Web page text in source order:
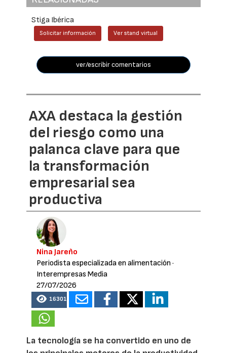
Stiga Ibérica
Solicitar información Ver stand virtual
ver/escribir comentarios
AXA destaca la gestión
del riesgo como una
palanca clave para que
la transformación
empresarial sea
productiva
Nina Jareño
Periodista especializada en alimentación ·
Interempresas Media
27/07/2026
16301
La tecnología se ha convertido en uno de